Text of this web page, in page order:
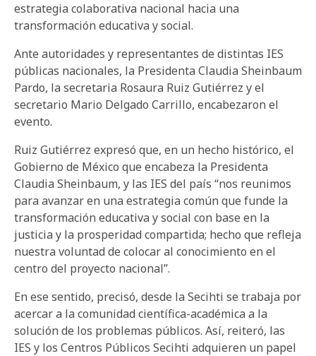
estrategia colaborativa nacional hacia una
transformación educativa y social.
Ante autoridades y representantes de distintas IES
públicas nacionales, la Presidenta Claudia Sheinbaum
Pardo, la secretaria Rosaura Ruiz Gutiérrez y el
secretario Mario Delgado Carrillo, encabezaron el
evento.
Ruiz Gutiérrez expresó que, en un hecho histórico, el
Gobierno de México que encabeza la Presidenta
Claudia Sheinbaum, y las IES del país “nos reunimos
para avanzar en una estrategia común que funde la
transformación educativa y social con base en la
justicia y la prosperidad compartida; hecho que refleja
nuestra voluntad de colocar al conocimiento en el
centro del proyecto nacional”.
En ese sentido, precisó, desde la Secihti se trabaja por
acercar a la comunidad científica-académica a la
solución de los problemas públicos. Así, reiteró, las
IES y los Centros Públicos Secihti adquieren un papel